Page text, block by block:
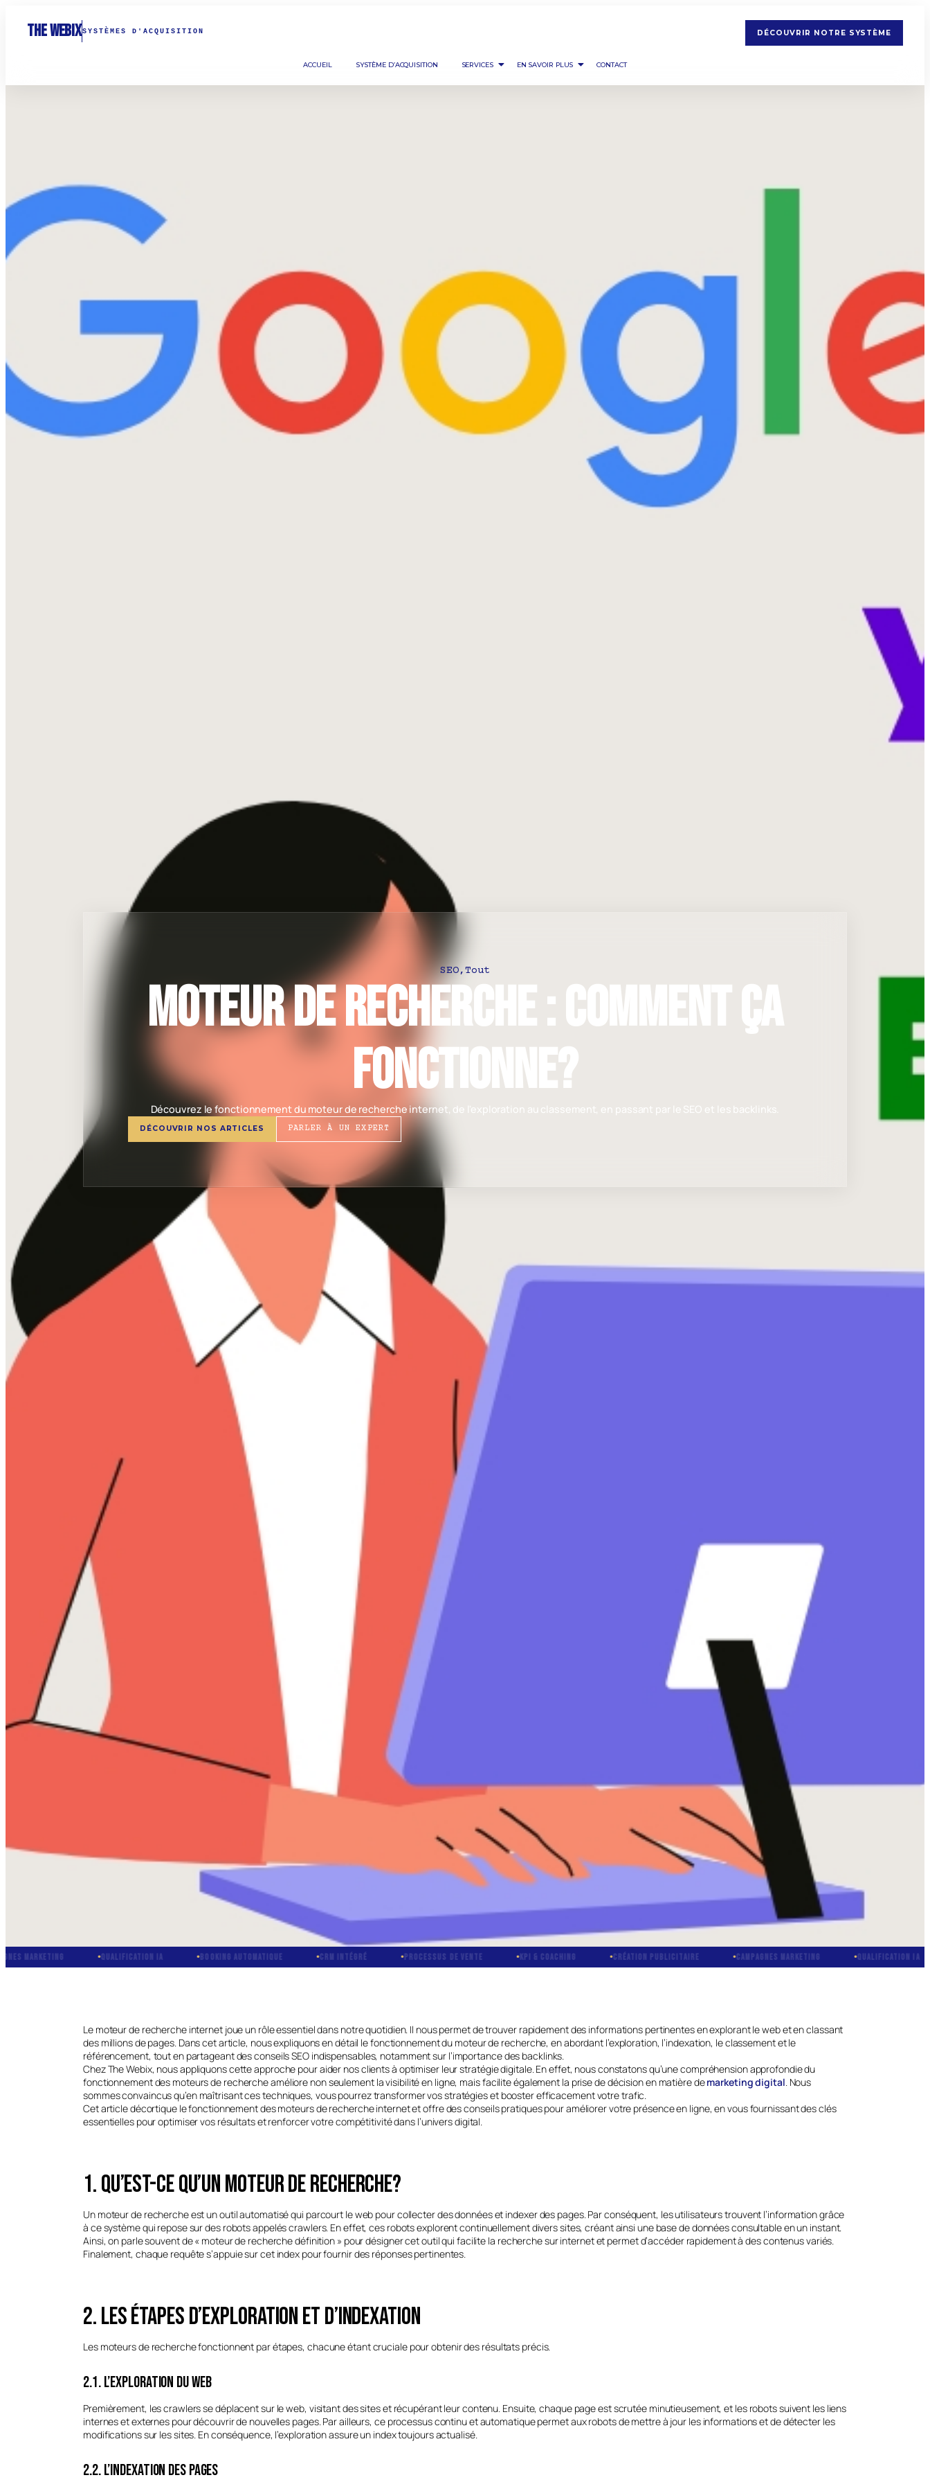
THE WEBIXSYSTÈMES D'ACQUISITION DÉCOUVRIR NOTRE SYSTÈME
ACCUEIL SYSTÈME D’ACQUISITION SERVICES EN SAVOIR PLUS CONTACT
SEO,Tout
Moteur de recherche : Comment ça
fonctionne?
Découvrez le fonctionnement du moteur de recherche internet, de l'exploration au classement, en passant par le SEO et les backlinks.
DÉCOUVRIR NOS ARTICLES PARLER À UN EXPERT
QUALIFICATION IA BOOKING AUTOMATIQUE CRM INTÉGRÉ PROCESSUS DE VENTE KPI & COACHING CRÉATION PUBLICITAIRE CAMPAGNES MARKETING QUALIFICATION IA
Le moteur de recherche internet joue un rôle essentiel dans notre quotidien. Il nous permet de trouver rapidement des informations pertinentes en explorant le web et en classant
des millions de pages. Dans cet article, nous expliquons en détail le fonctionnement du moteur de recherche, en abordant l’exploration, l’indexation, le classement et le
référencement, tout en partageant des conseils SEO indispensables, notamment sur l’importance des backlinks.
Chez The Webix, nous appliquons cette approche pour aider nos clients à optimiser leur stratégie digitale. En effet, nous constatons qu’une compréhension approfondie du
fonctionnement des moteurs de recherche améliore non seulement la visibilité en ligne, mais facilite également la prise de décision en matière demarketing digital. Nous
sommes convaincus qu’en maîtrisant ces techniques, vous pourrez transformer vos stratégies et booster efficacement votre trafic.
Cet article décortique le fonctionnement des moteurs de recherche internet et offre des conseils pratiques pour améliorer votre présence en ligne, en vous fournissant des clés
essentielles pour optimiser vos résultats et renforcer votre compétitivité dans l’univers digital.
1. Qu’est-ce qu’un moteur de recherche?
Un moteur de recherche est un outil automatisé qui parcourt le web pour collecter des données et indexer des pages. Par conséquent, les utilisateurs trouvent l’information grâce
à ce système qui repose sur des robots appelés crawlers. En effet, ces robots explorent continuellement divers sites, créant ainsi une base de données consultable en un instant.
Ainsi, on parle souvent de « moteur de recherche définition » pour désigner cet outil qui facilite la recherche sur internet et permet d’accéder rapidement à des contenus variés.
Finalement, chaque requête s’appuie sur cet index pour fournir des réponses pertinentes.
2. Les étapes d’exploration et d’indexation
Les moteurs de recherche fonctionnent par étapes, chacune étant cruciale pour obtenir des résultats précis.
2.1. L’exploration du web
Premièrement, les crawlers se déplacent sur le web, visitant des sites et récupérant leur contenu. Ensuite, chaque page est scrutée minutieusement, et les robots suivent les liens
internes et externes pour découvrir de nouvelles pages. Par ailleurs, ce processus continu et automatique permet aux robots de mettre à jour les informations et de détecter les
modifications sur les sites. En conséquence, l’exploration assure un index toujours actualisé.
2.2. L’indexation des pages